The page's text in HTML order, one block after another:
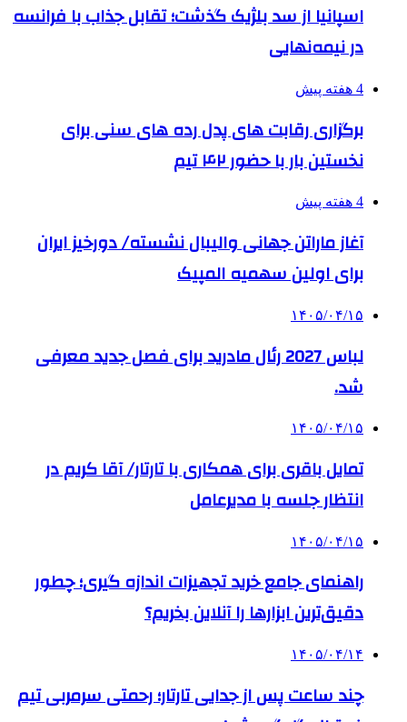
اسپانیا از سد بلژیک گذشت؛ تقابل جذاب با فرانسه
در نیمه‌نهایی
4 هفته پیش
برگزاری رقابت های پدل رده های سنی برای
نخستین بار با حضور ۴۲ تیم
4 هفته پیش
آغاز ماراتن جهانی والیبال نشسته/ دورخیز ایران
برای اولین سهمیه المپیک
۱۴۰۵/۰۴/۱۵
لباس 2027 رئال مادرید برای فصل جدید معرفی
شد.
۱۴۰۵/۰۴/۱۵
تمایل باقری برای همکاری با تارتار/ آقا کریم در
انتظار جلسه با مدیرعامل
۱۴۰۵/۰۴/۱۵
راهنمای جامع خرید تجهیزات اندازه گیری؛ چطور
دقیق‌ترین ابزارها را آنلاین بخریم؟
۱۴۰۵/۰۴/۱۴
چند ساعت پس از جدایی تارتار؛ رحمتی سرمربی تیم